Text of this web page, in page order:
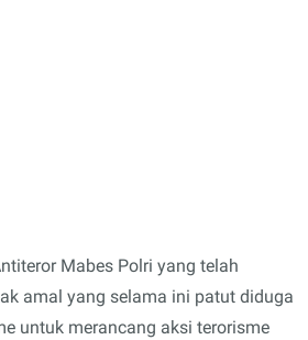
Mabes Polri yang telah
amal yang selama ini patut diduga
untuk merancang aksi terorisme